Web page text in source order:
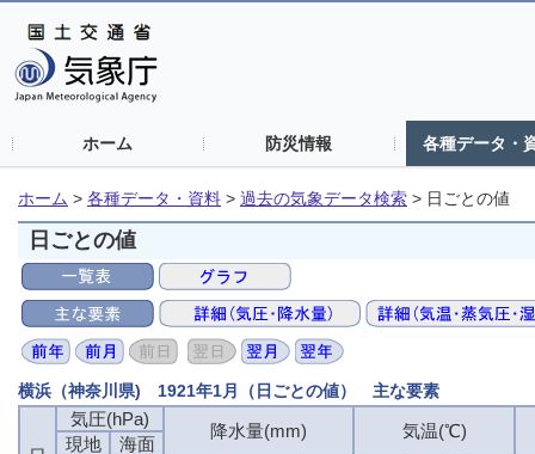
ホーム 防災情報 各種データ・
ホーム > 各種データ・資料 > 過去の気象データ検索 > 日ごとの値
日ごとの値
横浜（神奈川県) 1921年1月（日ごとの値） 主な要素
気圧(hPa)
降水量(mm) 気温(℃)
現地
海面